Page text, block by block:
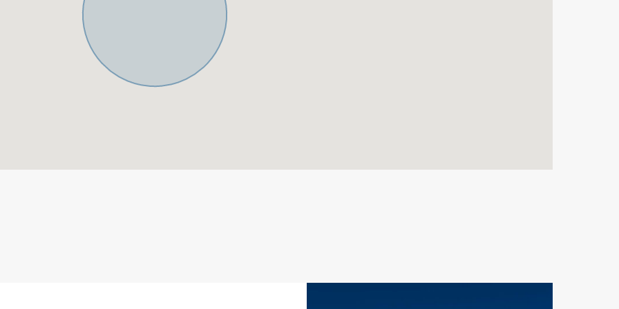
Villen auf geräumigen
sanften Erhebung inmitten
übersehen zu werden.
wegen der Qualität seiner
der Real Club de Golf in